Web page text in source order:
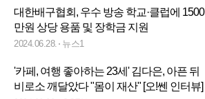
대한배구협회, 우수 방송 학교·클럽에 1500
만원 상당 용품 및 장학금 지원
2024.06.28. 뉴스1
'카페, 여행 좋아하는 23세' 김다은, 아픈 뒤
비로소 깨달았다 "몸이 재산" [오!쎈 인터뷰]